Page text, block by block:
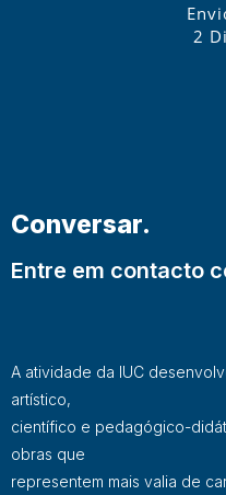
2
Conversar.
Entre em contacto
A atividade da IUC
artístico,
científico e pedagógico-
obras que
representem mais valia de